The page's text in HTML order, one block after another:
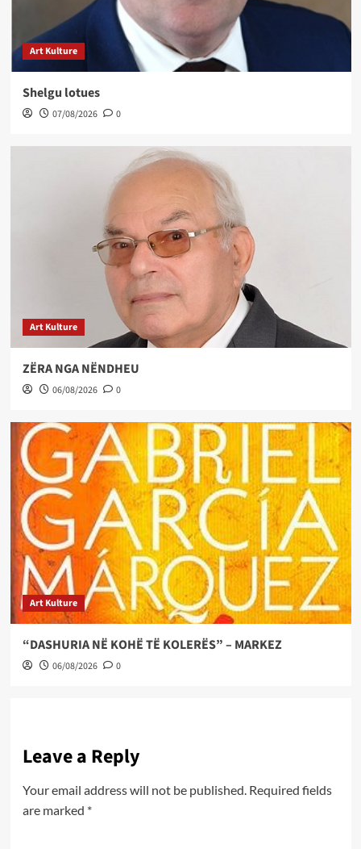
Art Kulture
Shelgu lotues
07/08/2026 0
Art Kulture
ZËRA NGA NËNDHEU
06/08/2026 0
Art Kulture
“DASHURIA NË KOHË TË KOLERËS” – MARKEZ
06/08/2026 0
Leave a Reply
Your email address will not be published. Required fields
are marked *